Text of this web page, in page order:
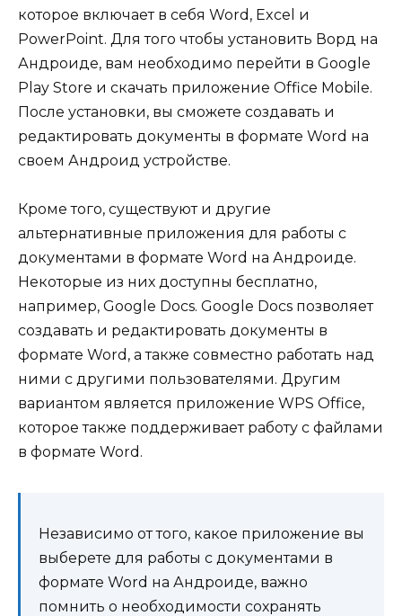
которое включает в себя Word, Excel и
PowerPoint. Для того чтобы установить Ворд на
Андроиде, вам необходимо перейти в Google
Play Store и скачать приложение Office Mobile.
После установки, вы сможете создавать и
редактировать документы в формате Word на
своем Андроид устройстве.
Кроме того, существуют и другие
альтернативные приложения для работы с
документами в формате Word на Андроиде.
Некоторые из них доступны бесплатно,
например, Google Docs. Google Docs позволяет
создавать и редактировать документы в
формате Word, а также совместно работать над
ними с другими пользователями. Другим
вариантом является приложение WPS Office,
которое также поддерживает работу с файлами
в формате Word.
Независимо от того, какое приложение вы
выберете для работы с документами в
формате Word на Андроиде, важно
помнить о необходимости сохранять